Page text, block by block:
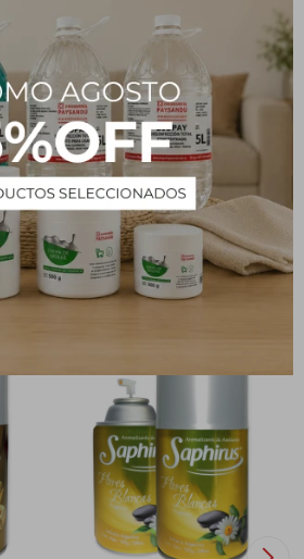
Descripción
Flowers SAPHIRUS 280 cc
TE PUEDEN INTERESAR